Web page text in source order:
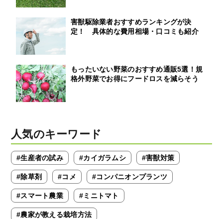
害獣駆除業者おすすめランキングが決
定！ 具体的な費用相場・口コミも紹介
もったいない野菜のおすすめ通販5選！規
格外野菜でお得にフードロスを減らそう
人気のキーワード
#生産者の試み #カイガラムシ #害獣対策
#除草剤 #コメ #コンパニオンプランツ
#スマート農業 #ミニトマト
#農家が教える栽培方法